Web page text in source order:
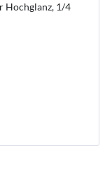
Hochglanz, 1/4